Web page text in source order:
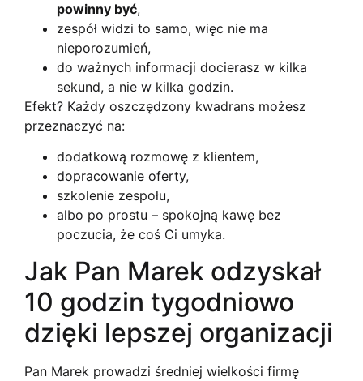
powinny być,
zespół widzi to samo, więc nie ma
nieporozumień,
do ważnych informacji docierasz w kilka
sekund, a nie w kilka godzin.
Efekt? Każdy oszczędzony kwadrans możesz
przeznaczyć na:
dodatkową rozmowę z klientem,
dopracowanie oferty,
szkolenie zespołu,
albo po prostu – spokojną kawę bez
poczucia, że coś Ci umyka.
Jak Pan Marek odzyskał
10 godzin tygodniowo
dzięki lepszej organizacji
Pan Marek prowadzi średniej wielkości firmę